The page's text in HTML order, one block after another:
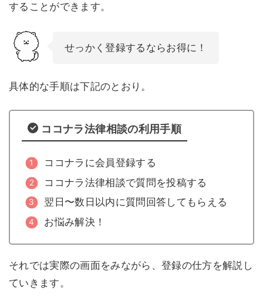
することができます。
せっかく登録するならお得に！
具体的な手順は下記のとおり。
ココナラ法律相談の利用手順
ココナラに会員登録する
ココナラ法律相談で質問を投稿する
翌日〜数日以内に質問回答してもらえる
お悩み解決！
それでは実際の画面をみながら、登録の仕方を解説し
ていきます。